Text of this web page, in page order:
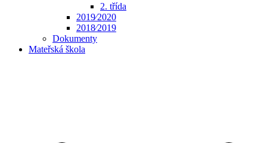
2. třída
2019⁄2020
2018⁄2019
Dokumenty
Mateřská škola